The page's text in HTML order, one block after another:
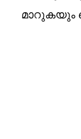
മാറുകയും